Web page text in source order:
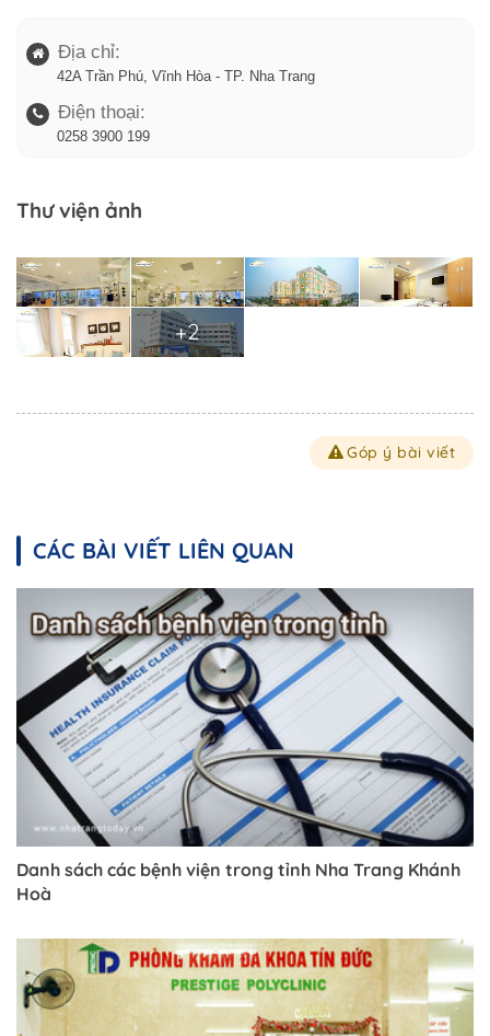
Địa chỉ:
42A Trần Phú, Vĩnh Hòa - TP. Nha Trang
Điện thoại:
0258 3900 199
Trở về trang trước đó
Thư viện ảnh
+2
Góp ý bài viết
CÁC BÀI VIẾT LIÊN QUAN
Danh sách các bệnh viện trong tỉnh Nha Trang Khánh
Hoà